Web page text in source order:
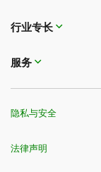
行业专长
服务
隐私与安全
法律声明